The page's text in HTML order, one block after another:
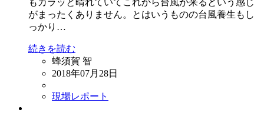
がまったくありません。とはいうものの台風養生もし
っかり…
続きを読む
蜂須賀 智
2018年07月28日
現場レポート